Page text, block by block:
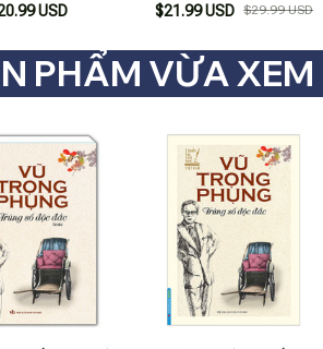
USD
(Tái Bản 2025)
$21.99 USD $29.99 USD
PHẨM VỪA XEM